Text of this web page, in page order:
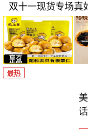
双十一现货专场真
最热